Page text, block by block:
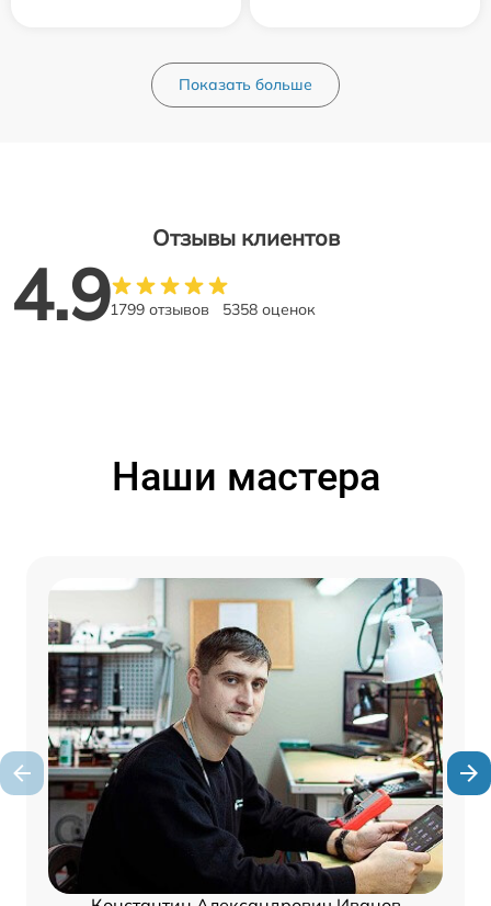
Показать больше
Отзывы клиентов
4.91799 отзывов 5358 оценок
Наши мастера